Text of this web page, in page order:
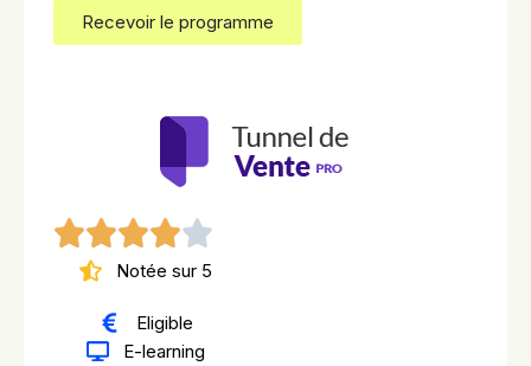
Recevoir le programme
Notée sur 5
Eligible
E-learning